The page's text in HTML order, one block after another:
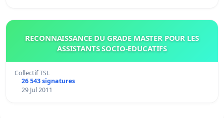
RECONNAISSANCE DU GRADE MASTER POUR LES
ASSISTANTS SOCIO-EDUCATIFS
Collectif TSL
26 543 signatures
29 Jul 2011